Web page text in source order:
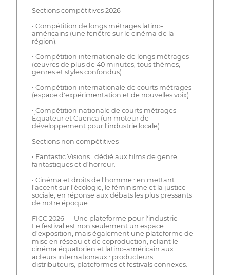
Sections compétitives 2026
• Compétition de longs métrages latino-
américains (une fenêtre sur le cinéma de la
région).
• Compétition internationale de longs métrages
(œuvres de plus de 40 minutes, tous thèmes,
genres et styles confondus).
• Compétition internationale de courts métrages
(espace d'expérimentation et de nouvelles voix).
• Compétition nationale de courts métrages —
Équateur et Cuenca (un moteur de
développement pour l'industrie locale).
Sections non compétitives
• Fantastic Visions : dédié aux films de genre,
fantastiques et d'horreur.
• Cinéma et droits de l'homme : en mettant
l'accent sur l'écologie, le féminisme et la justice
sociale, en réponse aux débats les plus pressants
de notre époque.
FICC 2026 — Une plateforme pour l'industrie
Le festival est non seulement un espace
d'exposition, mais également une plateforme de
mise en réseau et de coproduction, reliant le
cinéma équatorien et latino-américain aux
acteurs internationaux : producteurs,
distributeurs, plateformes et festivals connexes.